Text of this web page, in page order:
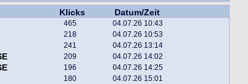
Klicks
Datum/Zeit
465 04.07.26 10:43
218 04.07.26 10:53
241 04.07.26 13:14
209 04.07.26 14:02
196 04.07.26 14:25
180 04.07.26 15:01